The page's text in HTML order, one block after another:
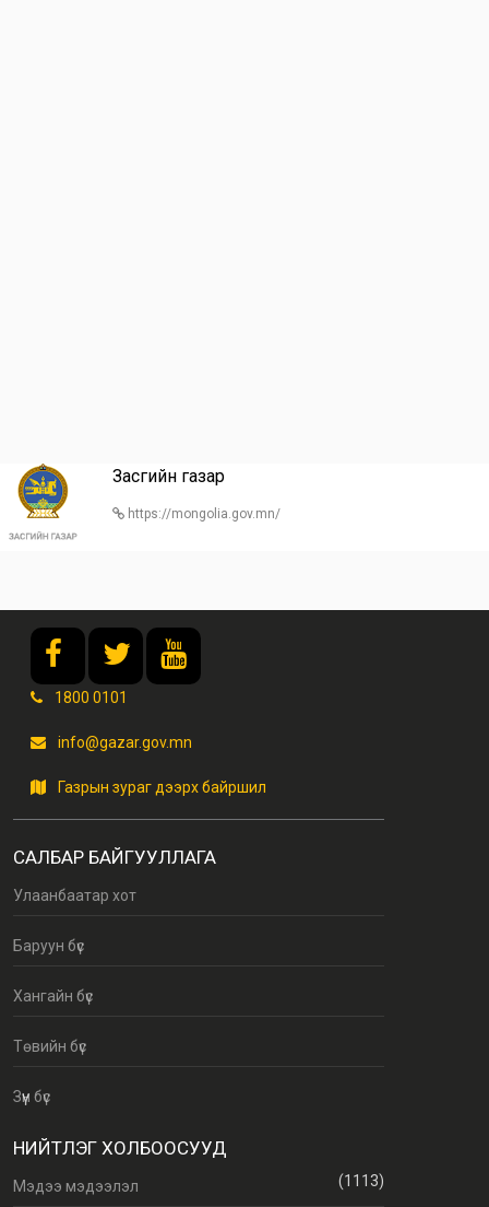
Засгийн газар
https://mongolia.gov.mn/
1800 0101
info@gazar.gov.mn
Газрын зураг дээрх байршил
САЛБАР БАЙГУУЛЛАГА
Улаанбаатар хот
Баруун бүс
Хангайн бүс
Төвийн бүс
Зүүн бүс
НИЙТЛЭГ ХОЛБООСУУД
Мэдээ мэдээлэл (1113)